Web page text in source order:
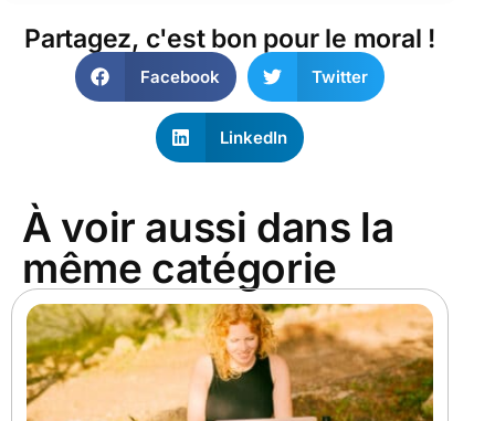
Partagez, c'est bon pour le moral !
Facebook Twitter
LinkedIn
À voir aussi dans la
même catégorie